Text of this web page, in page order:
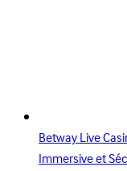
Betway Live
Immersive et